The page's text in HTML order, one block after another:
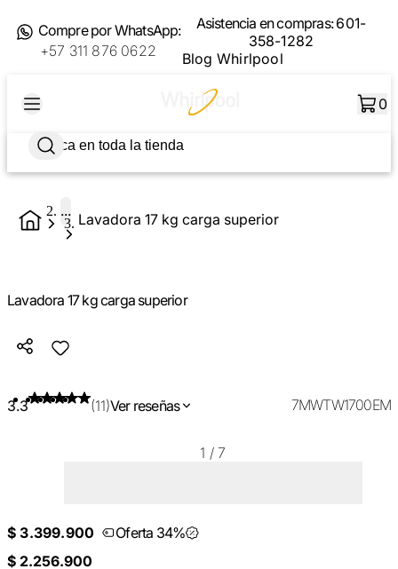
Compre por WhatsApp:
+57 311 876 0622
Asistencia en compras:601-
358-1282
Blog Whirlpool
0
... Lavadora 17 kg carga superior
Lavadora 17 kg carga superior
3.3 (11)Ver reseñas 7MWTW1700EM
1 / 7
$ 3.399.900
Oferta 34%
$ 2.256.900